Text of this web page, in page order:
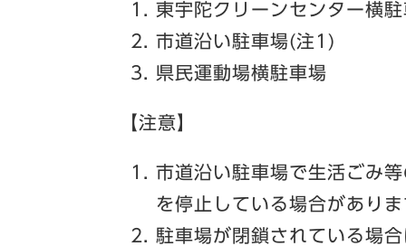
東宇陀クリーンセンター横
市道沿い駐車場(注1)
県民運動場横駐車場
【注意】
市道沿い駐車場で生活ごみ
を停止している場合があり
駐車場が閉鎖されている場